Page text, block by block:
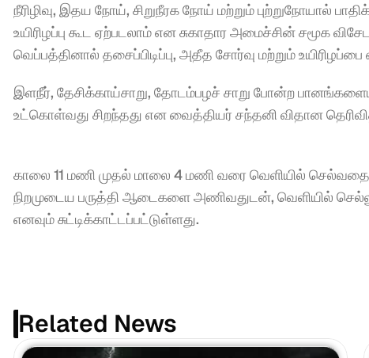
நீரிழிவு, இதய நோய், சிறுநீரக நோய் மற்றும் புற்றுநோயால்
உயிரிழப்பு கூட ஏற்படலாம் என சுகாதார அமைச்சின் சமூக
வெப்பத்தினால் தசைப்பிடிப்பு, அதீத சோர்வு மற்றும்
இளநீர், தேசிக்காய்சாறு, தோடம்பழச் சாறு போன்ற
உட்கொள்வது சிறந்தது என வைத்தியர் சந்தனி விதான
காலை 11 மணி முதல் மாலை 4 மணி வரை வெளியில்
நிறமுடைய பருத்தி ஆடைகளை அணிவதுடன், வெளியில்
எனவும் சுட்டிக்காட்டப்பட்டுள்ளது.
Related News